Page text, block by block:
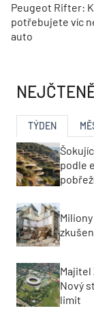
Peugeot Rifter:
potřebujete víc
auto
TÝDEN
podle
Majitel
Nový
limit